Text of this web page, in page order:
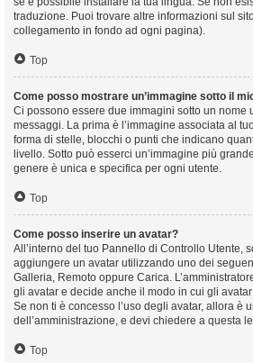
traduzione. Puoi trovare altre informazioni sul
collegamento in fondo ad ogni pagina).
Top
Come posso mostrare un’immagine sotto il
Ci possono essere due immagini sotto un nome
messaggi. La prima è l’immagine associata al
forma di stelle, blocchi o punti che indicano
livello. Sotto può esserci un’immagine più
genere è unica e specifica per ogni utente.
Top
Come posso inserire un avatar?
All’interno del tuo Pannello di Controllo Utente,
aggiungere un avatar utilizzando uno dei
Galleria, Remoto oppure Carica.
gli avatar e decide anche il modo in cui gli
Se non ti è concesso l’uso degli avatar, allora è
dell’amministrazione, e devi chiedere a questa
Top